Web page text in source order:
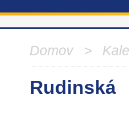
Domov >
Rudinská